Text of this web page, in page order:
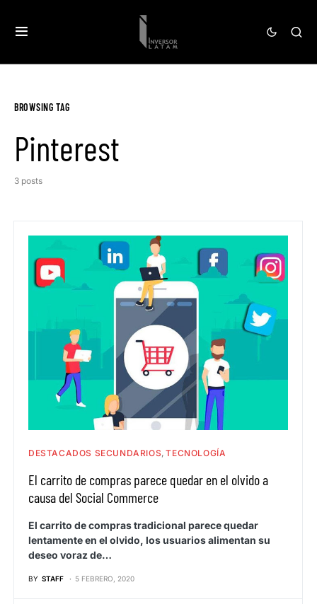
BROWSING TAG
Pinterest
3 posts
DESTACADOS SECUNDARIOS TECNOLOGÍA
El carrito de compras parece quedar en el olvido a
causa del Social Commerce
El carrito de compras tradicional parece quedar
lentamente en el olvido, los usuarios alimentan su
deseo voraz de…
BY STAFF 5 FEBRERO, 2020